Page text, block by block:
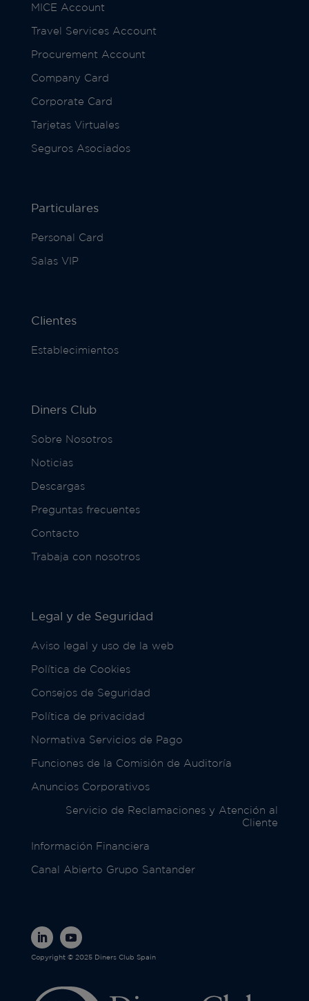
MICE Account
Travel Services Account
Procurement Account
Company Card
Corporate Card
Tarjetas Virtuales
Seguros Asociados
Particulares
Personal Card
Salas VIP
Clientes
Establecimientos
Diners Club
Sobre Nosotros
Noticias
Descargas
Preguntas frecuentes
Contacto
Trabaja con nosotros
Legal y de Seguridad
Aviso legal y uso de la web
Política de Cookies
Consejos de Seguridad
Política de privacidad
Normativa Servicios de Pago
Funciones de la Comisión de Auditoría
Anuncios Corporativos
Servicio de Reclamaciones y Atención al
Cliente
Información Financiera
Canal Abierto Grupo Santander
Copyright © 2025 Diners Club Spain